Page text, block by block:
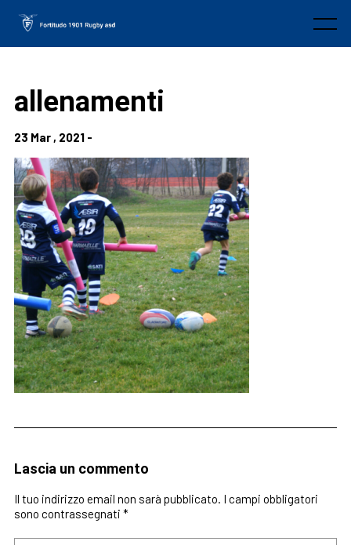
content
Menu
allenamenti
23 Mar , 2021 -
Lascia un commento
Il tuo indirizzo email non sarà pubblicato. I campi obbligatori
sono contrassegnati *